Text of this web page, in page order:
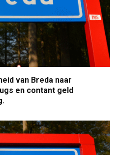
van Breda naar
en contant geld